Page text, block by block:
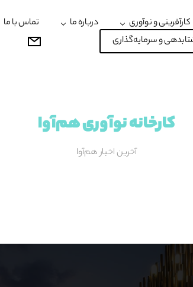
کارآفرینی و نوآوری درباره ما
تماس با ما
و سرمایه‌گذاری
کارخانه نوآوری هم‌آوا
آخرین اخبار هم‌آوا